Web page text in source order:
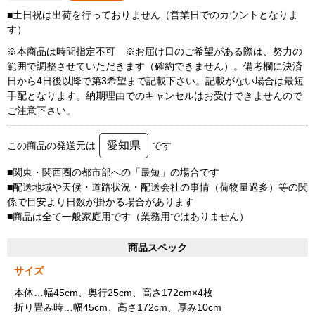
■土日祝は出荷を行っておりません（営業日でのカウントとなりま
す）
※本商品は時間指定不可 ※お届け日のご希望がある際は、努力の
範囲で調整させていただきます（確約できません）。備考欄に決済
日から4日後以降で第3希望まで記載下さい。記載がない場合は最短
手配となります。納期理由でのキャンセルはお受けできませんので
ご注意下さい。
この商品の発送元は 愛知県 です
■関東・関西圏の都市部への「最短」の場合です
■配送地域や天候・道路状況・配送会社の事情（荷物量過多）等の関
係で目安より日数が掛かる場合があります
■商品は全て一般家庭用です（業務用ではありません）
商品スペック
サイズ
本体…幅45cm、奥行25cm、高さ172cm×4枚
折り畳み時…幅45cm、高さ172cm、厚み10cm